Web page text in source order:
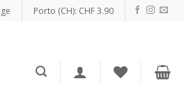
Porto (CH): CHF 3.90